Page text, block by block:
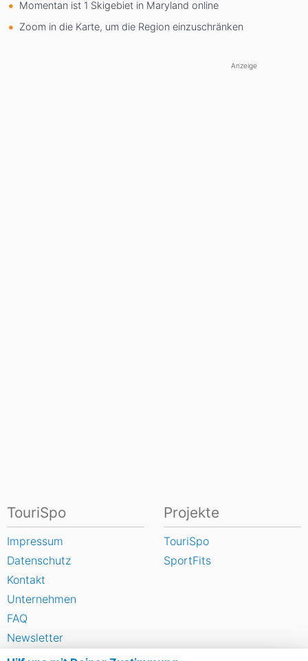
Momentan ist 1 Skigebiet in Maryland online
Zoom in die Karte, um die Region einzuschränken
Anzeige
TouriSpo
Impressum
Datenschutz
Kontakt
Unternehmen
FAQ
Newsletter
Widget
Projekte
TouriSpo
SportFits